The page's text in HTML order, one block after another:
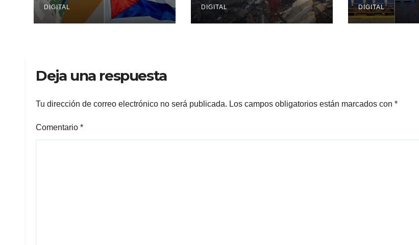
DIGITAL DIGITAL DIGITAL
Deja una respuesta
Tu dirección de correo electrónico no será publicada. Los campos obligatorios están marcados con *
Comentario *